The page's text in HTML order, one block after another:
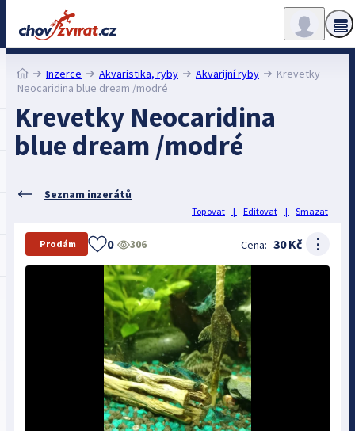
Inzerce Akvaristika, ryby Akvarijní ryby
Krevetky
Neocaridina blue dream /modré
Krevetky Neocaridina
blue dream /modré
Seznam inzerátů
Topovat | Editovat | Smazat
Prodám 0 306 Cena: 30 Kč ⋮